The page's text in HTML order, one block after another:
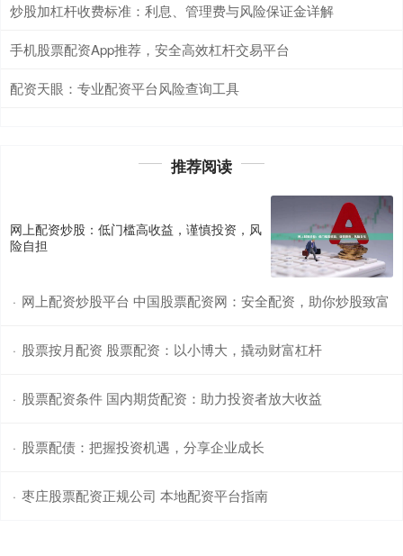
炒股加杠杆收费标准：利息、管理费与风险保证金详解
手机股票配资App推荐，安全高效杠杆交易平台
配资天眼：专业配资平台风险查询工具
推荐阅读
网上配资炒股：低门槛高收益，谨慎投资，风
险自担
· 网上配资炒股平台 中国股票配资网：安全配资，助你炒股致富
· 股票按月配资 股票配资：以小博大，撬动财富杠杆
· 股票配资条件 国内期货配资：助力投资者放大收益
· 股票配债：把握投资机遇，分享企业成长
· 枣庄股票配资正规公司 本地配资平台指南